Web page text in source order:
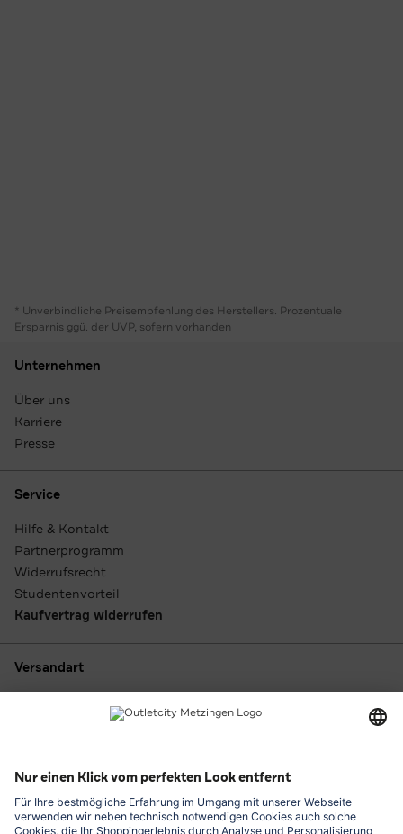
* Unverbindliche Preisempfehlung des Herstellers. Prozentuale
Ersparnis ggü. der UVP, sofern vorhanden
Unternehmen
Über uns
Karriere
Presse
Service
Hilfe & Kontakt
Partnerprogramm
Widerrufsrecht
Studentenvorteil
Kaufvertrag widerrufen
Versandart